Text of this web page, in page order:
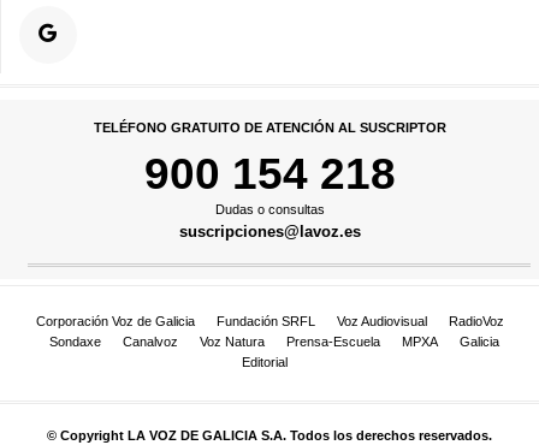
TELÉFONO GRATUITO DE ATENCIÓN AL SUSCRIPTOR
900 154 218
Dudas o consultas
suscripciones@lavoz.es
Corporación Voz de Galicia Fundación SRFL Voz Audiovisual
RadioVoz
Sondaxe
Canalvoz Voz Natura Prensa-Escuela MPXA
Galicia
Editorial
© Copyright LA VOZ DE GALICIA S.A. Todos los derechos reservados.